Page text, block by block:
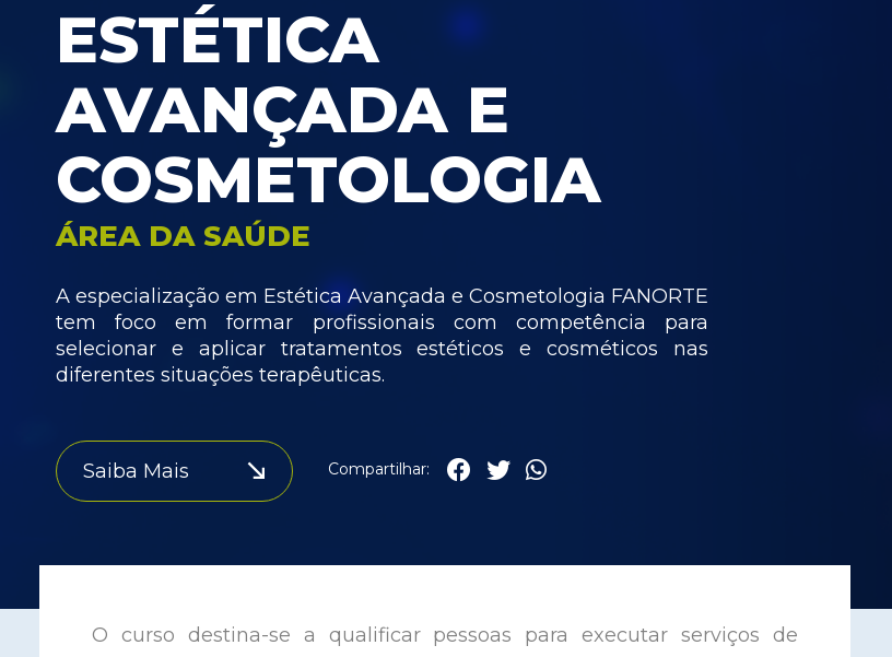
ESTÉTICA
AVANÇADA E
COSMETOLOGIA
ÁREA DA SAÚDE
A especialização em Estética Avançada e Cosmetologia FANORTE
tem foco em formar profissionais com competência para
selecionar e aplicar tratamentos estéticos e cosméticos nas
diferentes situações terapêuticas.
Saiba Mais Compartilhar:
O curso destina-se a qualificar pessoas para executar serviços de